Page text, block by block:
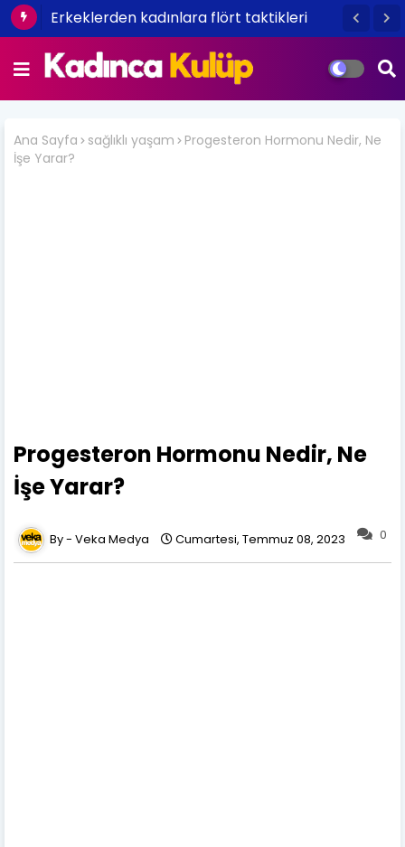
Erkeklerden kadınlara flört taktikleri
Ana Sayfa sağlıklı yaşam
Progesteron Hormonu Nedir, Ne
İşe Yarar?
Progesteron Hormonu Nedir, Ne
İşe Yarar?
0
Veka Medya Cumartesi, Temmuz 08, 2023